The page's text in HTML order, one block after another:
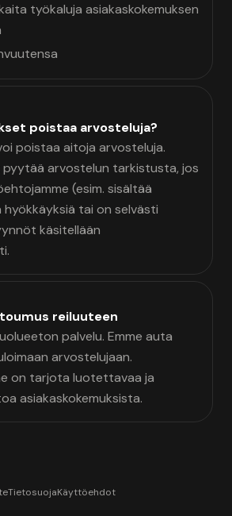
työkaluja asiakaskokemuksen
poistaa arvosteluja?
poistaa aitoja arvosteluja.
arvostelun tarkistusta, jos
(esim. sisältää
hyökkäyksiä tai on selvästi
käsitellään
reiluuteen
palvelu. Emme auta
arvostelujaan.
on tarjota luotettavaa ja
asiakaskokemuksista.
TietosuojaKäyttöehdot